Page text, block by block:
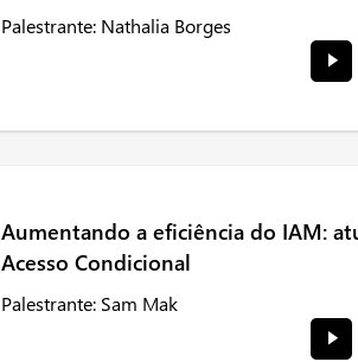
Palestrante: Nathalia Borges
Aumentando a eficiência do IAM:
Acesso Condicional
Palestrante: Sam Mak